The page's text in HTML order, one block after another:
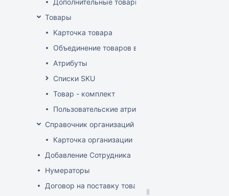
Дополнительные товарные группы
Товары
Карточка товара
Объединение товаров в один (Слияние товаров)
Атрибуты
Списки SKU
Товар - комплект
Пользовательские атрибуты
Справочник организаций
Карточка организации
Добавление Сотрудника
Нумераторы
Договор на поставку товаров (форма)